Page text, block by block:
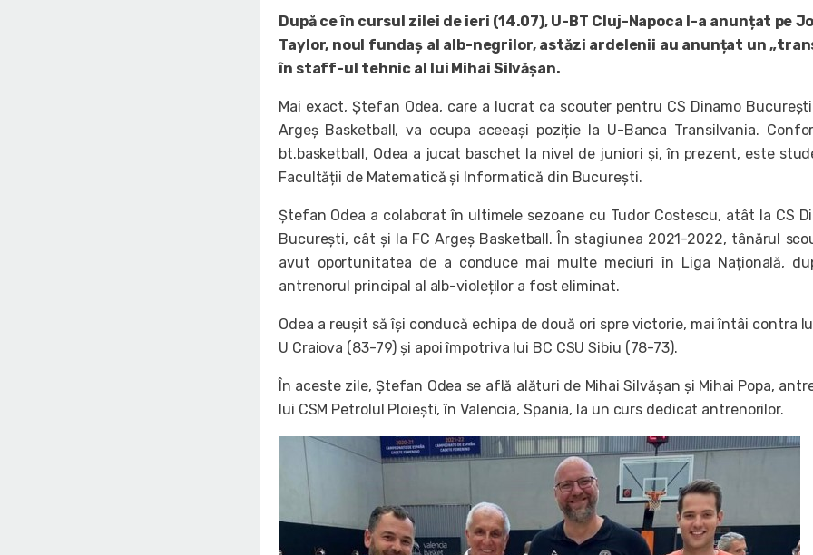
După ce în cursul zilei de ieri (14.07), U-BT Cluj-Napoca l-a anunțat pe
Taylor, noul fundaș al alb-negrilor, astăzi ardelenii au anunțat un
în staff-ul tehnic al lui Mihai Silvășan.
Mai exact, Ștefan Odea, care a lucrat ca scouter pentru CS Dinamo București
Argeș Basketball, va ocupa aceeași poziție la U-Banca Transilvania.
bt.basketball, Odea a jucat baschet la nivel de juniori și, în prezent, este
Facultății de Matematică și Informatică din București.
Ștefan Odea a colaborat în ultimele sezoane cu Tudor Costescu, atât la CS
București, cât și la FC Argeș Basketball. În stagiunea 2021-2022, tânărul
avut oportunitatea de a conduce mai multe meciuri în Liga Națională,
antrenorul principal al alb-violeților a fost eliminat.
Odea a reușit să își conducă echipa de două ori spre victorie, mai întâi contra
U Craiova (83-79) și apoi împotriva lui BC CSU Sibiu (78-73).
În aceste zile, Ștefan Odea se află alături de Mihai Silvășan și Mihai Popa,
lui CSM Petrolul Ploiești, în Valencia, Spania, la un curs dedicat antrenorilor.